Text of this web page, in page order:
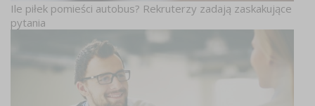
Ile piłek pomieści autobus? Rekruterzy zadają zaskakujące
pytania